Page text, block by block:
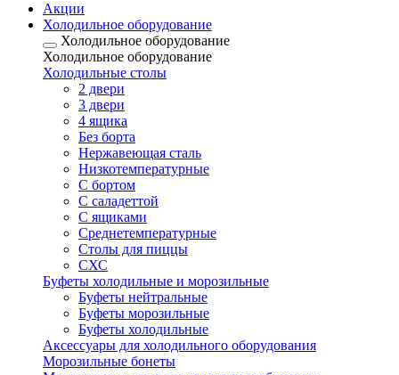
Акции
Холодильное оборудование
Холодильное оборудование
Холодильное оборудование
Холодильные столы
2 двери
3 двери
4 ящика
Без борта
Нержавеющая сталь
Низкотемпературные
С бортом
С саладеттой
С ящиками
Среднетемпературные
Столы для пиццы
СХС
Буфеты холодильные и морозильные
Буфеты нейтральные
Буфеты морозильные
Буфеты холодильные
Аксессуары для холодильного оборудования
Морозильные бонеты